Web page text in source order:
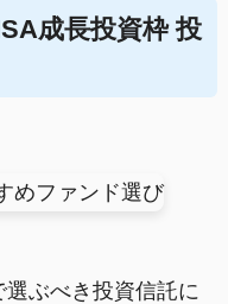
成長投資枠 投
ぶべき投資信託に